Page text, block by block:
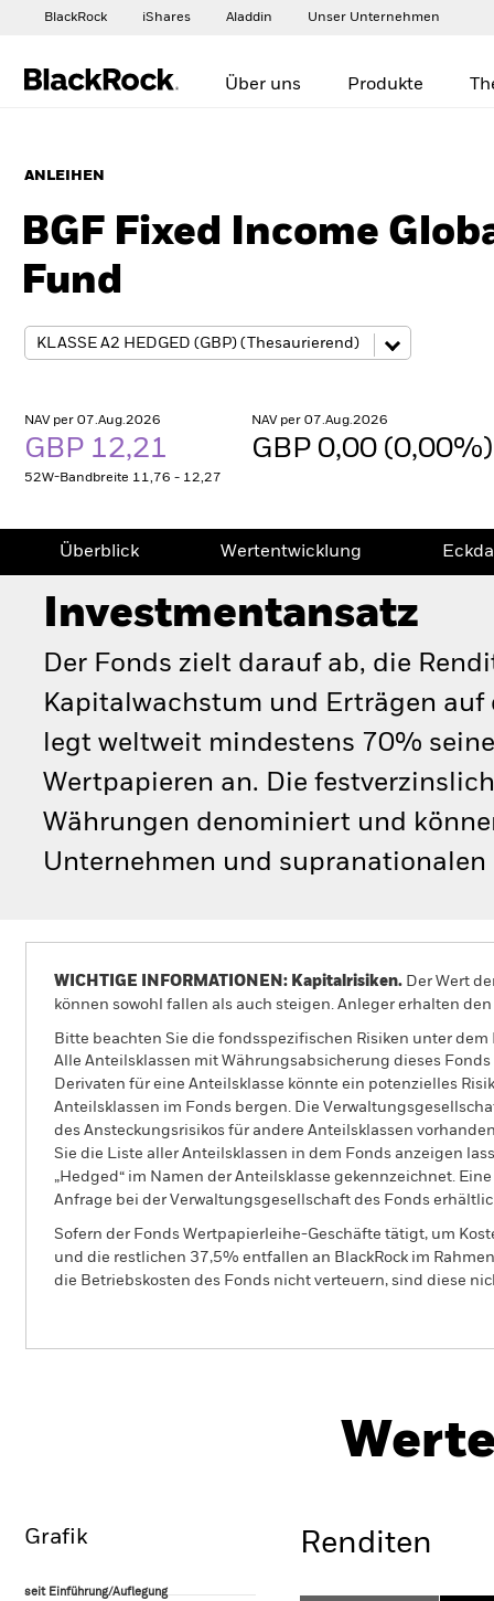
BlackRock iShares Aladdin Unser Unternehmen
Über uns Produkte
ANLEIHEN
BGF Fixed Income
Fund
NAV per 07.Aug.2026
GBP 12,21
52W-Bandbreite 11,76 - 12,27
NAV per 07.Aug.2026
GBP 0,00
Überblick Wertentwicklung
Investmentansatz
Der Fonds zielt darauf ab, die
Kapitalwachstum und Erträgen auf
legt weltweit mindestens 70%
Wertpapieren an. Die
Währungen denominiert und
Unternehmen und
WICHTIGE INFORMATIONEN: Kapitalrisiken. Der Wert
können sowohl fallen als auch steigen. Anleger erhalten
Bitte beachten Sie die fondsspezifischen Risiken unter dem
Alle Anteilsklassen mit Währungsabsicherung dieses
Derivaten für eine Anteilsklasse könnte ein potenzielles
Anteilsklassen im Fonds bergen. Die
des Ansteckungsrisikos für andere Anteilsklassen
Sie die Liste aller Anteilsklassen in dem Fonds anzeigen
„Hedged“ im Namen der Anteilsklasse gekennzeichnet.
Anfrage bei der Verwaltungsgesellschaft des Fonds
Sofern der Fonds Wertpapierleihe-Geschäfte tätigt, um
und die restlichen 37,5% entfallen an BlackRock im
die Betriebskosten des Fonds nicht verteuern, sind diese
Wertentwicklung
Grafik
seit Einführung/Auflegung
seit Einführung/Auflegung
Renditen